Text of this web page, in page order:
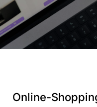
Online-